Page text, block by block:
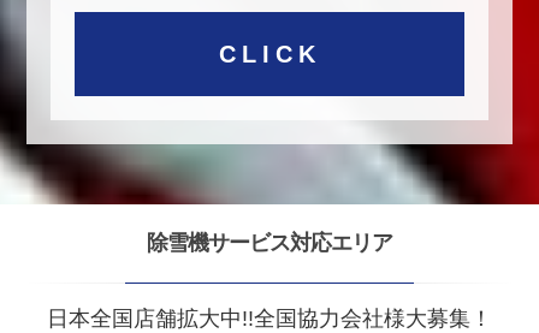
CLICK
除雪機サービス対応エリア
日本全国店舗拡大中!!全国協力会社様大募集！